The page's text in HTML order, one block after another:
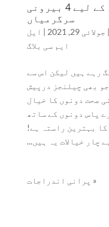
صحت مند جسم اور دماغ کے لیے 4 بیرونی
سرگرمیاں
| جولائی 29, 2021 | ایل
ایم سی بلاگ
رہے ہیں لیکن اس سے
بھی چیلنجز درپیش
صحت دونوں کا خیال
پاس دونوں کے ساتھ
کا بہترین راستہ ہے!
چار خیالات یہ ہیں...
« پرانی اندراجات